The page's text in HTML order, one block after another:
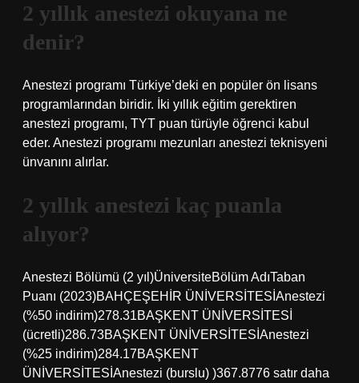
2 yıllık anestezi okuyana ne
denir?
Anestezi programı Türkiye’deki en popüler ön lisans
programlarından biridir. İki yıllık eğitim gerektiren
anestezi programı, TYT puan türüyle öğrenci kabul
eder. Anestezi programı mezunları anestezi teknisyeni
ünvanını alırlar.
2 yıllık anestezi kaç puanla
alıyor?
Anestezi Bölümü (2 yıl)ÜniversiteBölüm AdıTaban
Puanı (2023)BAHÇEŞEHİR ÜNİVERSİTESİAnestezi
(%50 indirim)278.31BAŞKENT ÜNİVERSİTESİ
(ücretli)286.73BAŞKENT ÜNİVERSİTESİAnestezi
(%25 indirim)284.17BAŞKENT
ÜNİVERSİTESİAnestezi (burslu) )367.8776 satır daha